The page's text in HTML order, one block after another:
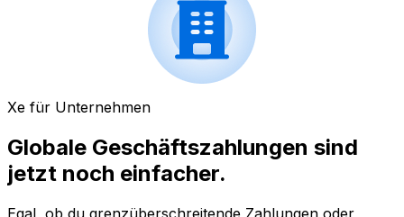
Xe für Unternehmen
Globale Geschäftszahlungen sind
jetzt noch einfacher.